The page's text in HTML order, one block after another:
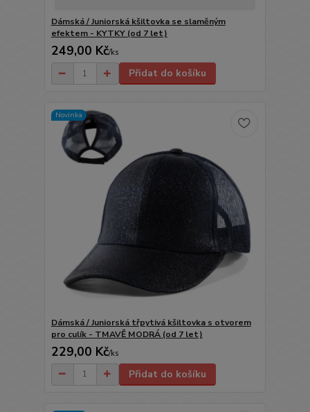
Dámská / Juniorská kšiltovka se slaměným
efektem - KYTKY (od 7 let)
249,00 Kč/ks
Přidat do košíku
Novinka
Dámská / Juniorská třpytivá kšiltovka s otvorem
pro culík - TMAVĚ MODRÁ (od 7 let)
229,00 Kč/ks
Přidat do košíku